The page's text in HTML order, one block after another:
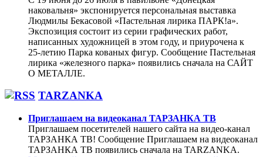
наковальня» экспонируется персональная выставка
Людмилы Бекасовой «Пастельная лирика ПАРК!а».
Экспозиция состоит из серии графических работ,
написанных художницей в этом году, и приурочена к
25-летию Парка кованых фигур. Сообщение Пастельная
лирика «железного парка» появились сначала на САЙТ
О МЕТАЛЛЕ.
TARZANKA
Приглашаем на видеоканал ТАРЗАНКА ТВ
Приглашаем посетителей нашего сайта на видео-канал
ТАРЗАНКА ТВ! Сообщение Приглашаем на видеоканал
ТАРЗАНКА ТВ появились сначала на TARZANKA.